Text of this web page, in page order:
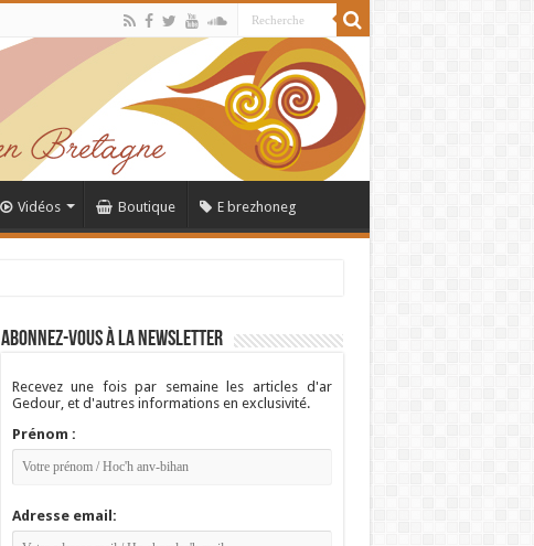
Vidéos Boutique E brezhoneg
Abonnez-vous à la newsletter
Recevez une fois par semaine les articles d'ar
Gedour, et d'autres informations en exclusivité.
Prénom :
Adresse email: